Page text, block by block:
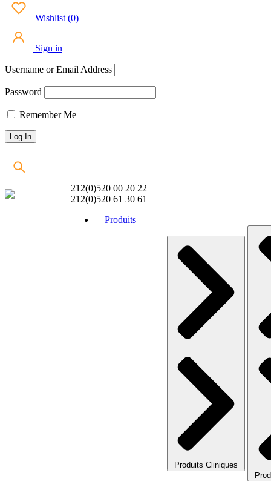
Wishlist (0)
Sign in
Username or Email Address
Password
Remember Me
+212(0)520 00 20 22
+212(0)520 61 30 61
Produits
Produits Cliniques